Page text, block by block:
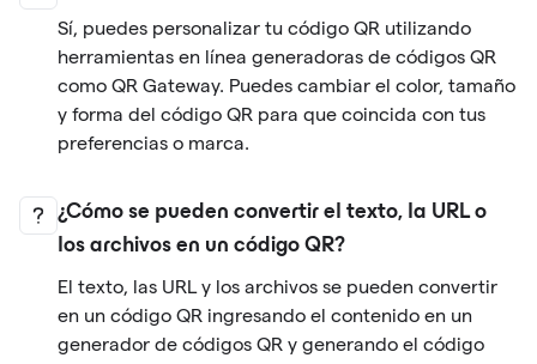
Sí, puedes personalizar tu código QR utilizando
herramientas en línea generadoras de códigos QR
como QR Gateway. Puedes cambiar el color, tamaño
y forma del código QR para que coincida con tus
preferencias o marca.
¿Cómo se pueden convertir el texto, la URL o
los archivos en un código QR?
El texto, las URL y los archivos se pueden convertir
en un código QR ingresando el contenido en un
generador de códigos QR y generando el código